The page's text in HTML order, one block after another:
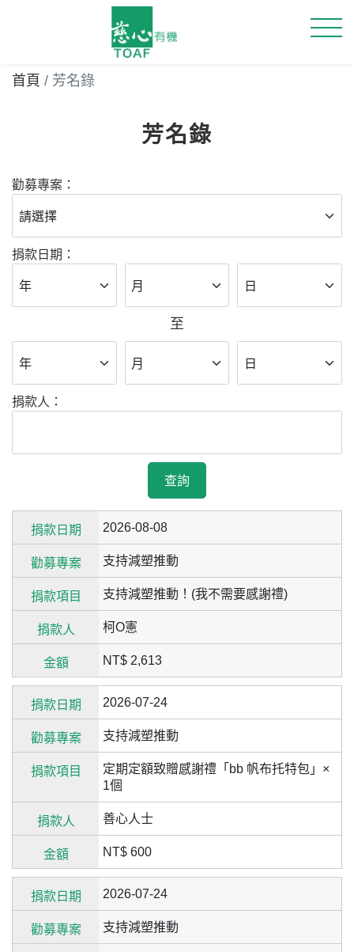
首頁 芳名錄
芳名錄
勸募專案：
捐款日期：
至
捐款人：
查詢
2026-08-08
支持減塑推動
支持減塑推動！(我不需要感謝禮)
柯O憲
NT$ 2,613
2026-07-24
支持減塑推動
定期定額致贈感謝禮「bb 帆布托特包」×
1個
善心人士
NT$ 600
2026-07-24
支持減塑推動